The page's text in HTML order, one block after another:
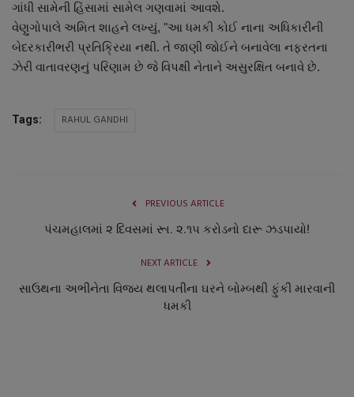
બજારના સમાચાર
નાણાંકીય સમાચાર
સ્થાનિક સમાચાર
ગુનાખોરી
ગાંધી સામેની હિંસામાં સામેલ ગણવામાં આવશે.
વેણુગોપાલે અમિત શાહને લખ્યું, "આ ધમકી કોઈ નાના અધિકારીની
બેદરકારીભરી પ્રતિક્રિયા નથી. તે જાણી જોઈને બનાવેલા નફરતના
ઝેરી વાતાવરણનું પરિણામ છે જે વિપક્ષી નેતાને અસુરક્ષિત બનાવે છે.
Tags: RAHUL GANDHI
PREVIOUS ARTICLE
પંચમહાલમાં ૨ દિવસમાં રૂા. ૨.૧૫ કરોડનો દારૂ ઝડપાયો!
NEXT ARTICLE
સાઉથના અભીનેતા વિજય થલાપતીના ઘરને બોમ્બથી ફુંકી મારવાની
ધમકી